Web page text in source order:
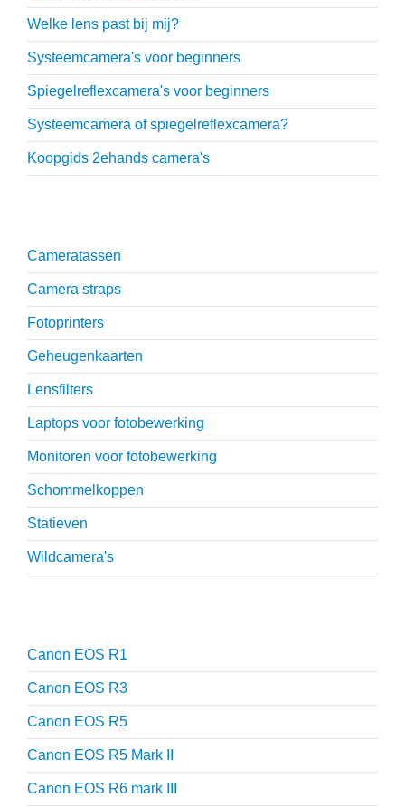
Welke lens past bij mij?
Systeemcamera's voor beginners
Spiegelreflexcamera's voor beginners
Systeemcamera of spiegelreflexcamera?
Koopgids 2ehands camera's
Cameratassen
Camera straps
Fotoprinters
Geheugenkaarten
Lensfilters
Laptops voor fotobewerking
Monitoren voor fotobewerking
Schommelkoppen
Statieven
Wildcamera's
Canon EOS R1
Canon EOS R3
Canon EOS R5
Canon EOS R5 Mark II
Canon EOS R6 mark III